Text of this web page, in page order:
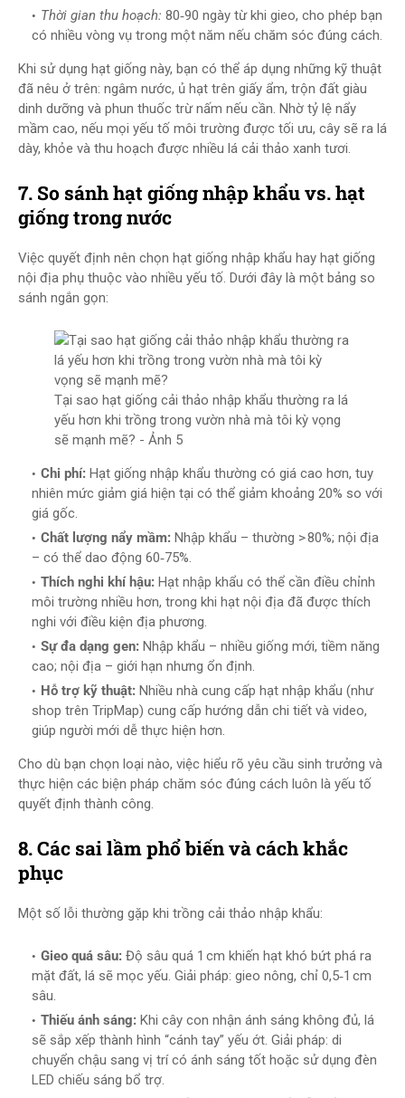
Thời gian thu hoạch: 80‑90 ngày từ khi gieo, cho phép bạn
có nhiều vòng vụ trong một năm nếu chăm sóc đúng cách.
Khi sử dụng hạt giống này, bạn có thể áp dụng những kỹ thuật
đã nêu ở trên: ngâm nước, ủ hạt trên giấy ẩm, trộn đất giàu
dinh dưỡng và phun thuốc trừ nấm nếu cần. Nhờ tỷ lệ nẩy
mầm cao, nếu mọi yếu tố môi trường được tối ưu, cây sẽ ra lá
dày, khỏe và thu hoạch được nhiều lá cải thảo xanh tươi.
7. So sánh hạt giống nhập khẩu vs. hạt
giống trong nước
Việc quyết định nên chọn hạt giống nhập khẩu hay hạt giống
nội địa phụ thuộc vào nhiều yếu tố. Dưới đây là một bảng so
sánh ngắn gọn:
Tại sao hạt giống cải thảo nhập khẩu thường ra lá
yếu hơn khi trồng trong vườn nhà mà tôi kỳ vọng
sẽ mạnh mẽ? - Ảnh 5
Chi phí: Hạt giống nhập khẩu thường có giá cao hơn, tuy
nhiên mức giảm giá hiện tại có thể giảm khoảng 20% so với
giá gốc.
Chất lượng nẩy mầm: Nhập khẩu – thường > 80%; nội địa
– có thể dao động 60‑75%.
Thích nghi khí hậu: Hạt nhập khẩu có thể cần điều chỉnh
môi trường nhiều hơn, trong khi hạt nội địa đã được thích
nghi với điều kiện địa phương.
Sự đa dạng gen: Nhập khẩu – nhiều giống mới, tiềm năng
cao; nội địa – giới hạn nhưng ổn định.
Hỗ trợ kỹ thuật: Nhiều nhà cung cấp hạt nhập khẩu (như
shop trên TripMap) cung cấp hướng dẫn chi tiết và video,
giúp người mới dễ thực hiện hơn.
Cho dù bạn chọn loại nào, việc hiểu rõ yêu cầu sinh trưởng và
thực hiện các biện pháp chăm sóc đúng cách luôn là yếu tố
quyết định thành công.
8. Các sai lầm phổ biến và cách khắc
phục
Một số lỗi thường gặp khi trồng cải thảo nhập khẩu:
Gieo quá sâu: Độ sâu quá 1 cm khiến hạt khó bứt phá ra
mặt đất, lá sẽ mọc yếu. Giải pháp: gieo nông, chỉ 0,5‑1 cm
sâu.
Thiếu ánh sáng: Khi cây con nhận ánh sáng không đủ, lá
sẽ sắp xếp thành hình “cánh tay” yếu ớt. Giải pháp: di
chuyển chậu sang vị trí có ánh sáng tốt hoặc sử dụng đèn
LED chiếu sáng bổ trợ.